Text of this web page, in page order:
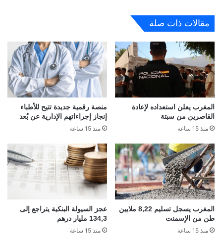
مقالات ذات صلة
المغرب يعلن استعداده لإعادة
القاصرين من سبتة
منذ 15 ساعة
منصة رقمية جديدة تتيح للأطباء
إنجاز إجراءاتهم الإدارية عن بُعد
منذ 15 ساعة
المغرب يسجل تسليم 8,22 ملايين
طن من الإسمنت
منذ 15 ساعة
عجز السيولة البنكية يتراجع إلى
134,3 مليار درهم
منذ 15 ساعة